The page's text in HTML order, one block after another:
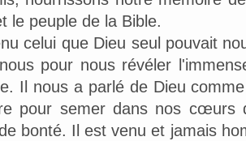
le peuple de la Bible.
celui que Dieu seul pouvait
pour nous révéler
Il nous a parlé de Dieu
pour semer dans nos cœurs
bonté. Il est venu et jamais